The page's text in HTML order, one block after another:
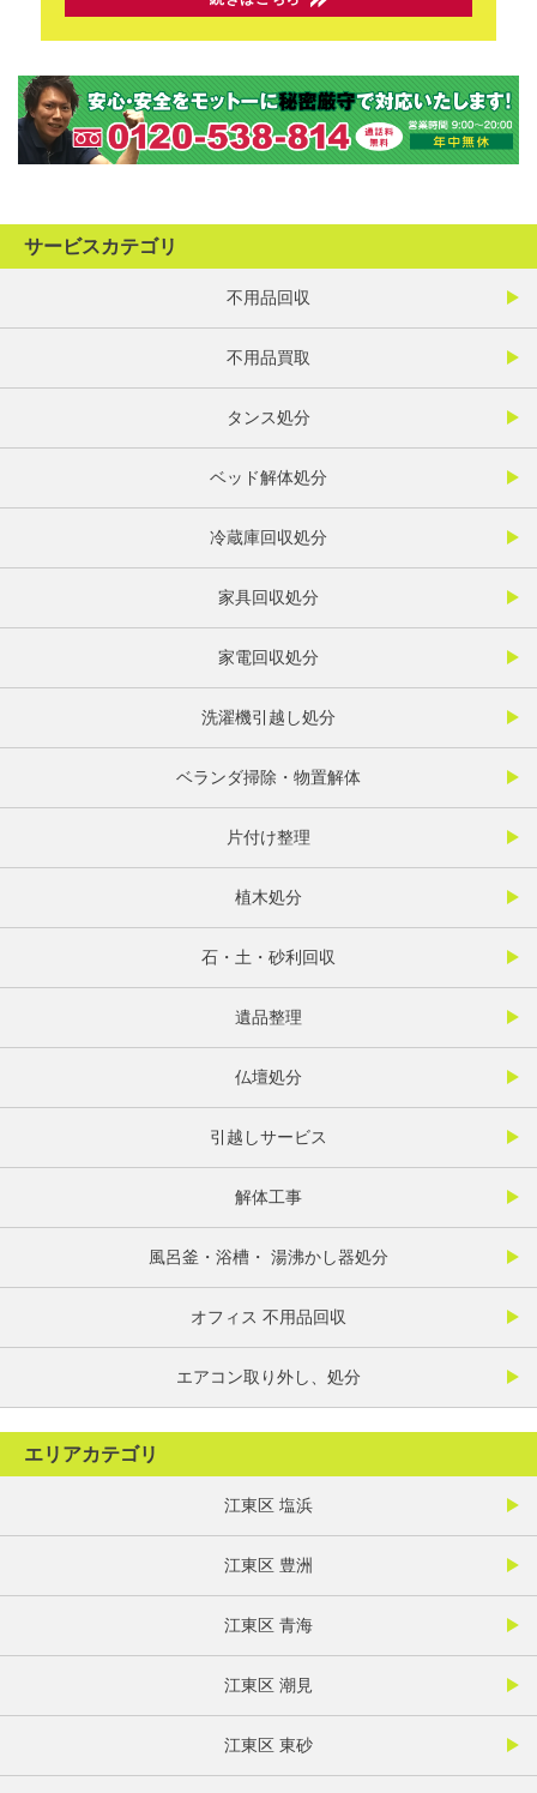
サービスカテゴリ
不用品回収
不用品買取
タンス処分
ベッド解体処分
冷蔵庫回収処分
家具回収処分
家電回収処分
洗濯機引越し処分
ベランダ掃除・物置解体
片付け整理
植木処分
石・土・砂利回収
遺品整理
仏壇処分
引越しサービス
解体工事
風呂釜・浴槽・ 湯沸かし器処分
オフィス 不用品回収
エアコン取り外し、処分
エリアカテゴリ
江東区 塩浜
江東区 豊洲
江東区 青海
江東区 潮見
江東区 東砂